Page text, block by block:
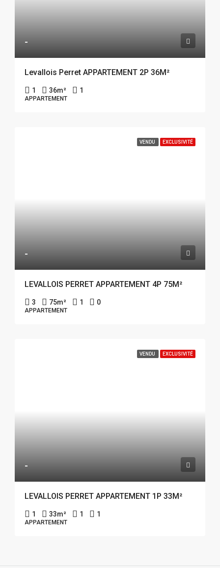
-
Levallois Perret APPARTEMENT 2P 36M²
1 36m² 1
APPARTEMENT
VENDU EXCLUSIVITÉ
-
LEVALLOIS PERRET APPARTEMENT 4P 75M²
3 75m² 1 0
APPARTEMENT
VENDU EXCLUSIVITÉ
-
LEVALLOIS PERRET APPARTEMENT 1P 33M²
1 33m² 1 1
APPARTEMENT